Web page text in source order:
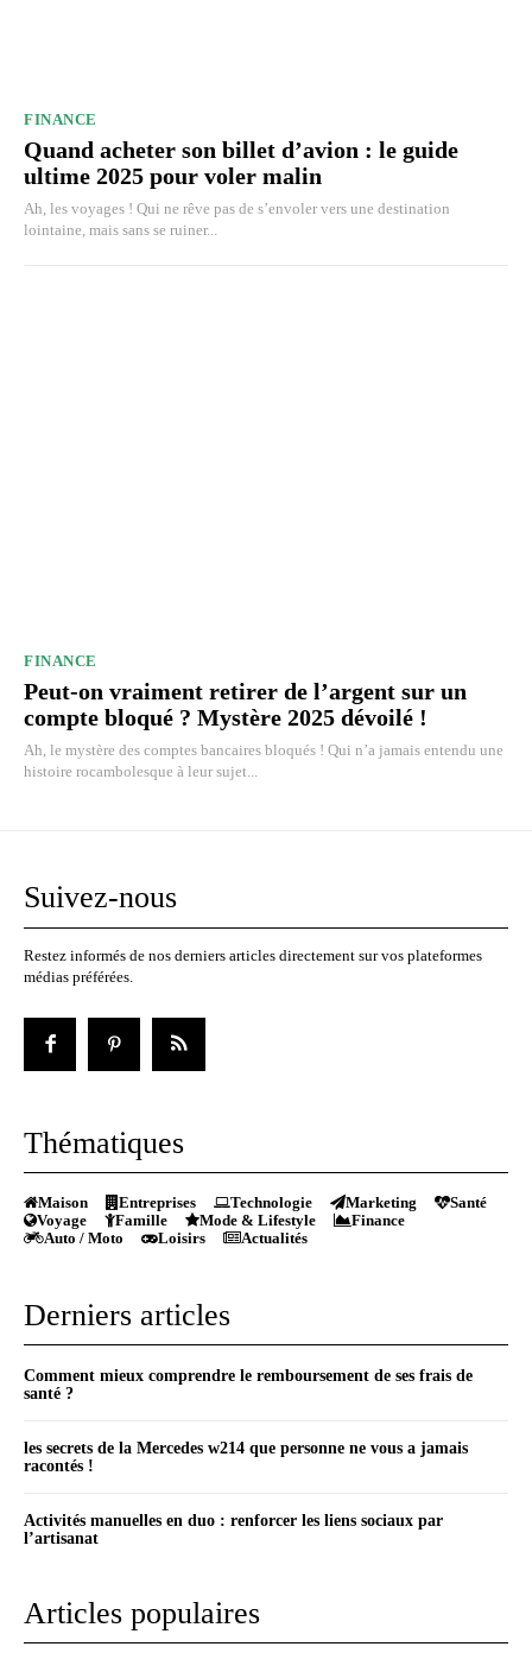
FINANCE
Quand acheter son billet d’avion : le guide
ultime 2025 pour voler malin
Ah, les voyages ! Qui ne rêve pas de s’envoler vers une destination
lointaine, mais sans se ruiner...
FINANCE
Peut-on vraiment retirer de l’argent sur un
compte bloqué ? Mystère 2025 dévoilé !
Ah, le mystère des comptes bancaires bloqués ! Qui n’a jamais entendu une
histoire rocambolesque à leur sujet...
Suivez-nous
Restez informés de nos derniers articles directement sur vos plateformes
médias préférées.
Thématiques
Maison Entreprises Technologie Marketing
Santé
Voyage
Famille Mode & Lifestyle
Finance
Auto / Moto
Loisirs Actualités
Derniers articles
Comment mieux comprendre le remboursement de ses frais de
santé ?
les secrets de la Mercedes w214 que personne ne vous a jamais
racontés !
Activités manuelles en duo : renforcer les liens sociaux par
l’artisanat
Articles populaires